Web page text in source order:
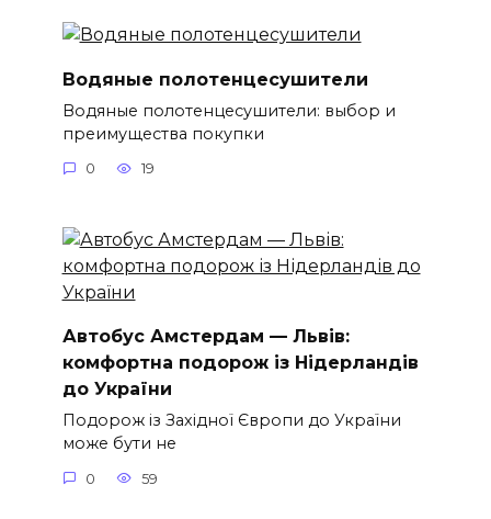
Водяные полотенцесушители
Водяные полотенцесушители: выбор и
преимущества покупки
0 19
Автобус Амстердам — Львів:
комфортна подорож із Нідерландів
до України
Подорож із Західної Європи до України
може бути не
0 59